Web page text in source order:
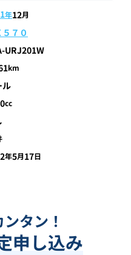
年12月
５７０
URJ201W
km
ル
cc
年5月17日
タン！
申し込み